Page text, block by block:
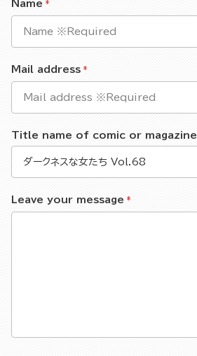
Name
Mail address
Title name of comic or magazine
Leave your message